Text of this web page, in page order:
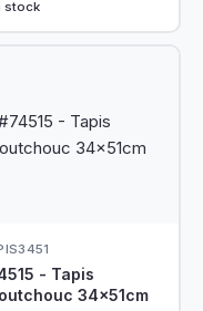
stock
- Tapis
34x51cm